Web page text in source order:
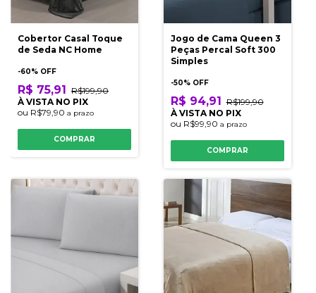
Cobertor Casal Toque
de Seda NC Home
-60% OFF
R$ 75,91 R$199,90
À VISTA NO PIX
ou R$79,90 a prazo
COMPRAR
Jogo de Cama Queen 3
Peças Percal Soft 300
Simples
-50% OFF
R$ 94,91 R$199,90
À VISTA NO PIX
ou R$99,90 a prazo
COMPRAR